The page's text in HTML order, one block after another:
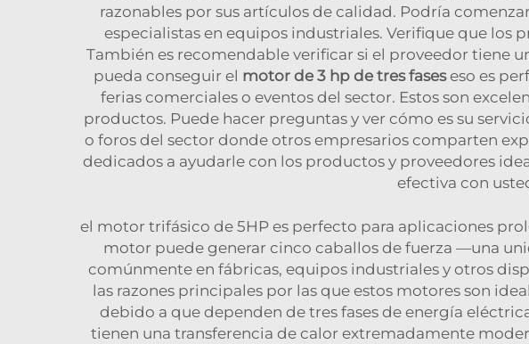
razonables por sus artículos de calidad. Podría
especialistas en equipos industriales. Verifique que los
También es recomendable verificar si el proveedor tiene
pueda conseguir el motor de 3 hp de tres faseseso es
ferias comerciales o eventos del sector. Estos son
productos. Puede hacer preguntas y ver cómo es su
o foros del sector donde otros empresarios comparten
dedicados a ayudarle con los productos y proveedores
efectiva con
el motor trifásico de 5HP es perfecto para aplicaciones
motor puede generar cinco caballos de fuerza —una
comúnmente en fábricas, equipos industriales y otros
las razones principales por las que estos motores son
debido a que dependen de tres fases de energía
tienen una transferencia de calor extremadamente